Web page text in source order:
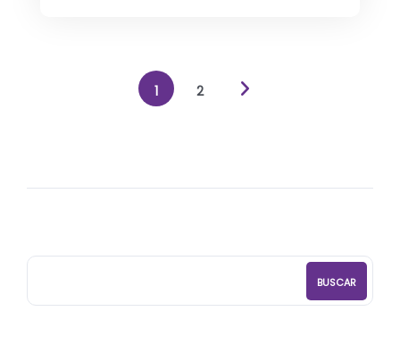
1 2
BUSCAR